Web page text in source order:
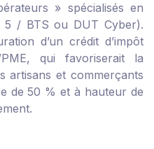
» spécialisés en
5 / BTS ou DUT Cyber).
d’un crédit d’impôt
qui favoriserait la
artisans et commerçants
de 50 % et à hauteur de